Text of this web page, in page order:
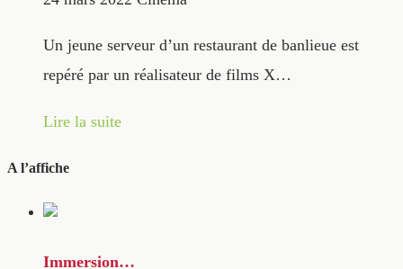
Un jeune serveur d’un restaurant de banlieue est
repéré par un réalisateur de films X…
Lire la suite
A l’affiche
Immersion…